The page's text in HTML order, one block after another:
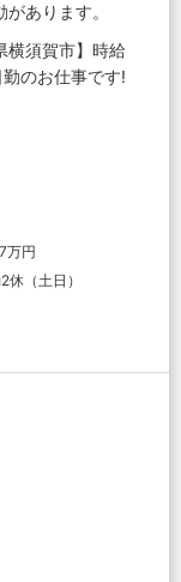
あります。
横須賀市】時給
のお仕事です!
万円
休（土日）